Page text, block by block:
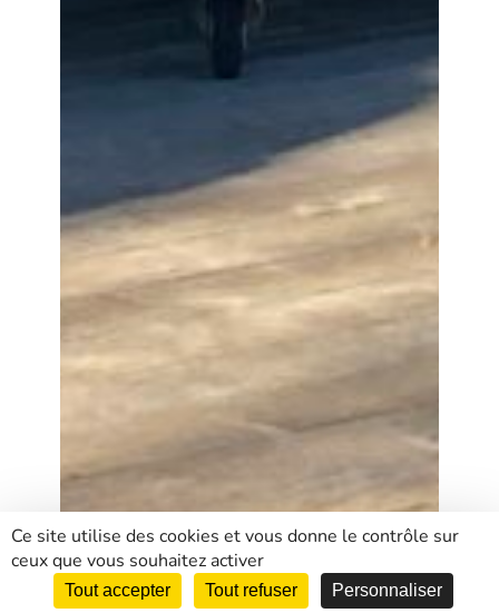
Ce site utilise des cookies et vous donne le contrôle sur
ceux que vous souhaitez activer
Tout accepter Tout refuser
Personnaliser